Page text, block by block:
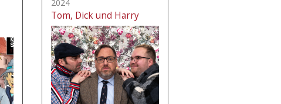
2024
Tom, Dick und Harry